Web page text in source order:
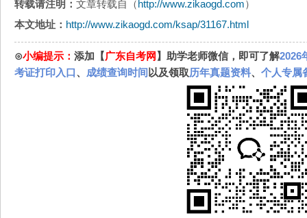
转载请注明： 文章转载自（http://www.zikaogd.com）
本文地址： http://www.zikaogd.com/ksap/31167.html
⊙小编提示： 添加【广东自考网 】助学老师微信，即可了解2026
考证打印入口、 成绩查询时间 以及领取历年真题资料、 个人专属